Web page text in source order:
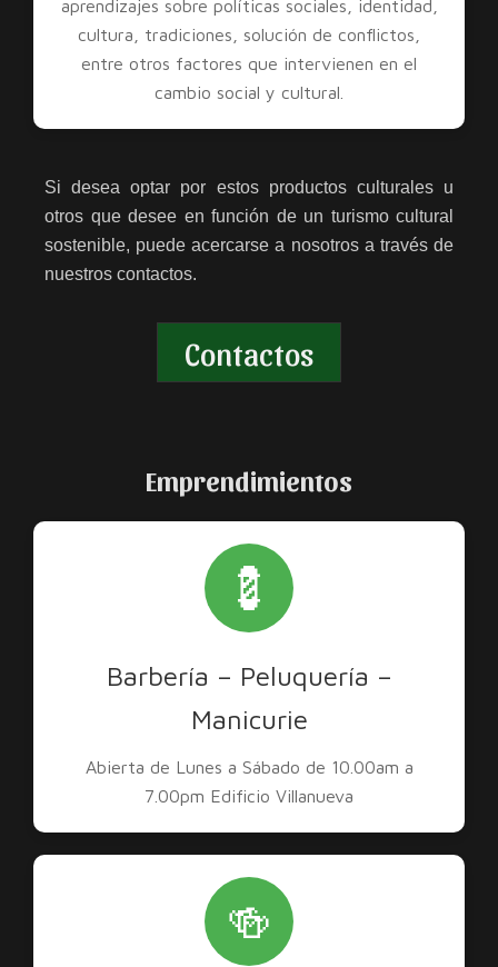
aprendizajes sobre políticas sociales, identidad,
cultura, tradiciones, solución de conflictos,
entre otros factores que intervienen en el
cambio social y cultural.
Si desea optar por estos productos culturales u
otros que desee en función de un turismo cultural
sostenible, puede acercarse a nosotros a través de
nuestros contactos.
Contactos
Emprendimientos
💈
Barbería – Peluquería –
Manicurie
Abierta de Lunes a Sábado de 10.00am a
7.00pm Edificio Villanueva
🍻